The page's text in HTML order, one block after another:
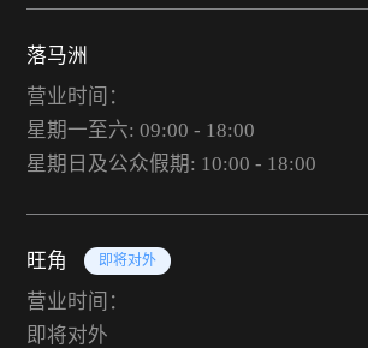
落马洲
营业时间：
星期一至六: 09:00 - 18:00
星期日及公众假期: 10:00 - 18:00
旺角 即将对外
营业时间：
即将对外